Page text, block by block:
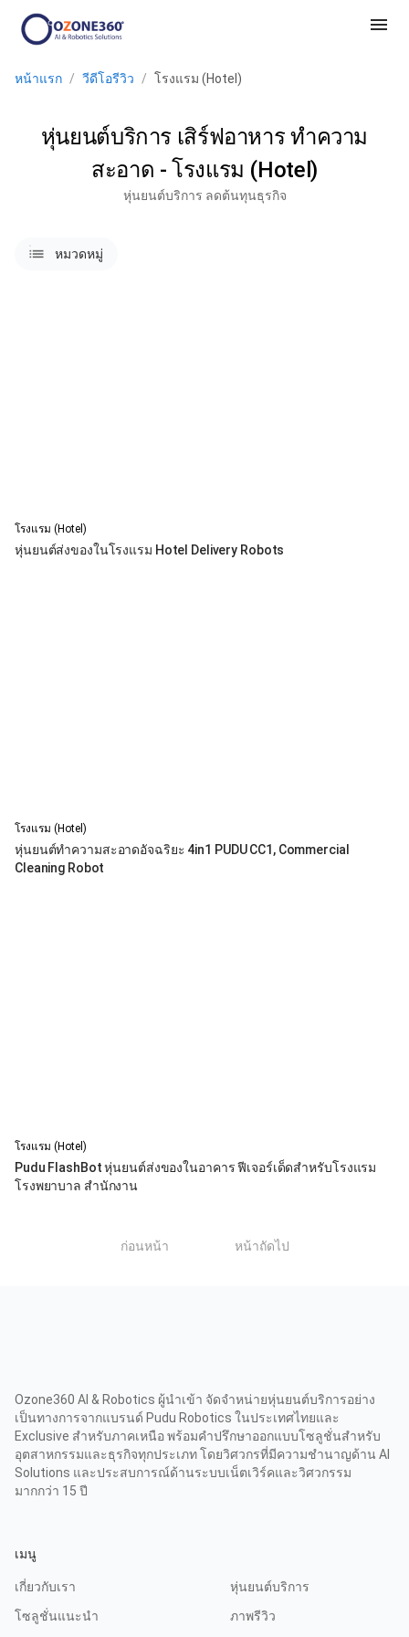
menu
หน้าแรก / วีดีโอรีวิว / โรงแรม (Hotel)
หุ่นยนต์บริการ เสิร์ฟอาหาร ทำความ
สะอาด - โรงแรม (Hotel)
หุ่นยนต์บริการ ลดต้นทุนธุรกิจ
listsหมวดหมู่
โรงแรม (Hotel)
หุ่นยนต์ส่งของในโรงแรม Hotel Delivery Robots
โรงแรม (Hotel)
หุ่นยนต์ทำความสะอาดอัจฉริยะ 4in1 PUDU CC1, Commercial
Cleaning Robot
โรงแรม (Hotel)
Pudu FlashBot หุ่นยนต์ส่งของในอาคาร ฟีเจอร์เด็ดสำหรับโรงแรม
โรงพยาบาล สำนักงาน
ก่อนหน้า หน้าถัดไป
Ozone360 AI & Robotics ผู้นำเข้า จัดจำหน่ายหุ่นยนต์บริการอย่าง
เป็นทางการจากแบรนด์ Pudu Robotics ในประเทศไทยและ
Exclusive สำหรับภาคเหนือ พร้อมคำปรึกษาออกแบบโซลูชั่นสำหรับ
อุตสาหกรรมและธุรกิจทุกประเภท โดยวิศวกรที่มีความชำนาญด้าน AI
Solutions และประสบการณ์ด้านระบบเน็ตเวิร์คและวิศวกรรม
มากกว่า 15 ปี
เมนู
เกี่ยวกับเรา
หุ่นยนต์บริการ
โซลูชั่นแนะนำ
ภาพรีวิว